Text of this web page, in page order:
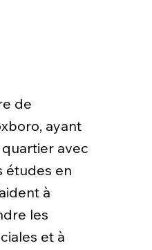
de
ayant
avec
études en
à
les
et à